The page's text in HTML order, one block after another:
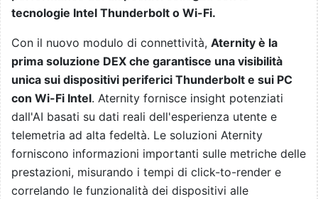
tecnologie Intel Thunderbolt o Wi-Fi.
Con il nuovo modulo di connettività, Aternity è la
prima soluzione DEX che garantisce una visibilità
unica sui dispositivi periferici Thunderbolt e sui PC
con Wi-Fi Intel. Aternity fornisce insight potenziati
dall'AI basati su dati reali dell'esperienza utente e
telemetria ad alta fedeltà. Le soluzioni Aternity
forniscono informazioni importanti sulle metriche delle
prestazioni, misurando i tempi di click-to-render e
correlando le funzionalità dei dispositivi alle